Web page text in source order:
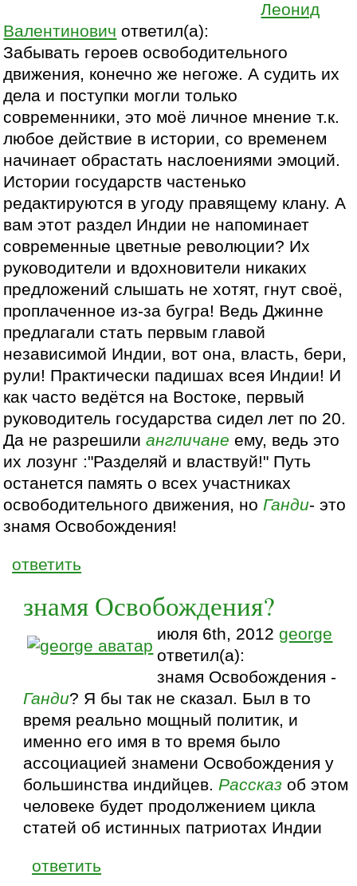
Леонид
Валентинович ответил(а):
Забывать героев освободительного
движения, конечно же негоже. А судить их
дела и поступки могли только
современники, это моё личное мнение т.к.
любое действие в истории, со временем
начинает обрастать наслоениями эмоций.
Истории государств частенько
редактируются в угоду правящему клану. А
вам этот раздел Индии не напоминает
современные цветные революции? Их
руководители и вдохновители никаких
предложений слышать не хотят, гнут своё,
проплаченное из-за бугра! Ведь Джинне
предлагали стать первым главой
независимой Индии, вот она, власть, бери,
рули! Практически падишах всея Индии! И
как часто ведётся на Востоке, первый
руководитель государства сидел лет по 20.
Да не разрешилиангличане ему, ведь это
их лозунг :"Разделяй и властвуй!" Путь
останется память о всех участниках
освободительного движения, но Ганди- это
знамя Освобождения!
ответить
знамя Освобождения?
июля 6th, 2012george
ответил(а):
знамя Освобождения -
Ганди? Я бы так не сказал. Был в то
время реально мощный политик, и
именно его имя в то время было
ассоциацией знамени Освобождения у
большинства индийцев. Рассказ об этом
человеке будет продолжением цикла
статей об истинных патриотах Индии
ответить